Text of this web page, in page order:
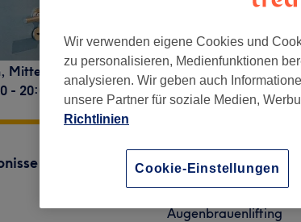
Mitte
10178
- 20:00
Augenbrauenlifting
Augenbrauenlifting
Wir verwenden eigene Cookies und
zu personalisieren, Medienfunktionen
analysieren. Wir geben auch
unsere Partner für soziale Medien,
Richtlinien
Cookie-Einstellungen